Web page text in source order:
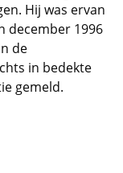
Hij was ervan
december 1996
de
in bedekte
gemeld.